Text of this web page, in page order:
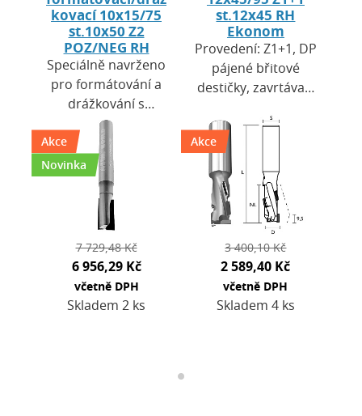
kovací 10x15/75
st.10x50 Z2
POZ/NEG RH
Speciálně navrženo
pro formátování a
drážkování s
oboustranně čistou
řeznou hranou.
HW tělo s vysokou
mechanickou
odolností. …
Akce
Novinka
7 729,48 Kč
6 956,29 Kč
včetně DPH
Skladem 2 ks
st.12x45 RH
Ekonom
Provedení: Z1+1, DP
pájené břitové
destičky, zavrtávací
destiček H = 2,7
mm. Použití: pro
CNC obráběcí
centra a…
Akce
3 400,10 Kč
2 589,40 Kč
včetně DPH
Skladem 4 ks